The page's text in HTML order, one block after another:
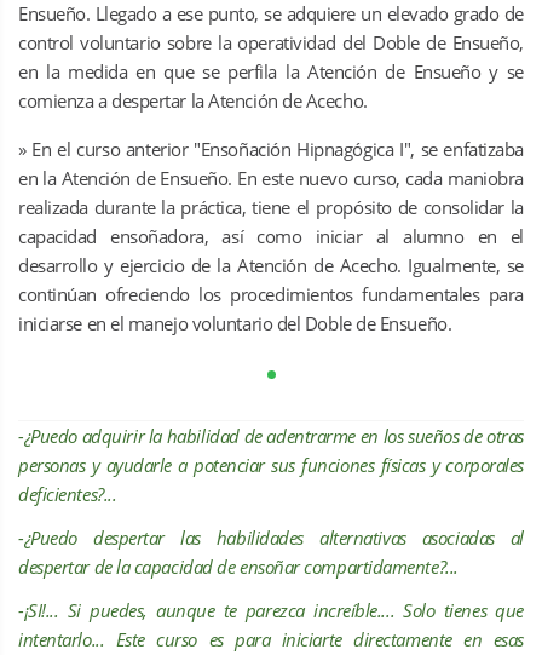
Ensueño. Llegado a ese punto, se adquiere un elevado grado de
control voluntario sobre la operatividad del Doble de Ensueño,
en la medida en que se perfila la Atención de Ensueño y se
comienza a despertar la Atención de Acecho.
» En el curso anterior "Ensoñación Hipnagógica I", se enfatizaba
en la Atención de Ensueño. En este nuevo curso, cada maniobra
realizada durante la práctica, tiene el propósito de consolidar la
capacidad ensoñadora, así como iniciar al alumno en el
desarrollo y ejercicio de la Atención de Acecho. Igualmente, se
continúan ofreciendo los procedimientos fundamentales para
iniciarse en el manejo voluntario del Doble de Ensueño.
-¿Puedo adquirir la habilidad de adentrarme en los sueños de otras
personas y ayudarle a potenciar sus funciones físicas y corporales
deficientes?...
-¿Puedo despertar las habilidades alternativas asociadas al
despertar de la capacidad de ensoñar compartidamente?...
-¡SI!... Si puedes, aunque te parezca increíble.... Solo tienes que
intentarlo... Este curso es para iniciarte directamente en esas